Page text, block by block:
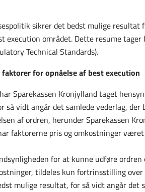
sikrer det bedst mulige
execution området. Dette resume
Technical Standards).
for opnåelse af best execution
Sparekassen Kronjylland taget
så vidt angår det samlede vederlag,
af ordren, herunder Sparekassen
faktorerne pris og omkostninger
for at kunne udføre
tildeles kun fortrinsstilling
mulige resultat, for så vidt angår det